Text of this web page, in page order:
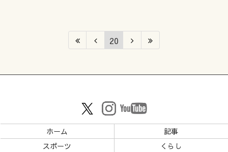
20
ホーム
記事
スポーツ
くらし